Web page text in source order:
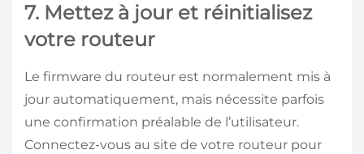
7. Mettez à jour et réinitialisez
votre routeur
Le firmware du routeur est normalement mis à
jour automatiquement, mais nécessite parfois
une confirmation préalable de l’utilisateur.
Connectez-vous au site de votre routeur pour